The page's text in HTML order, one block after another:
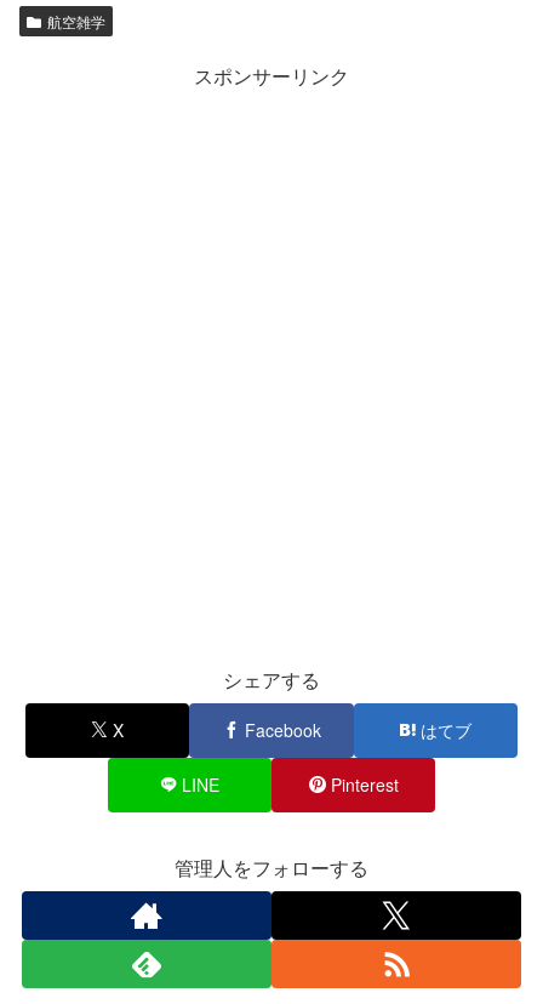
航空雑学
スポンサーリンク
シェアする
X Facebook はてブ
LINE Pinterest
管理人をフォローする